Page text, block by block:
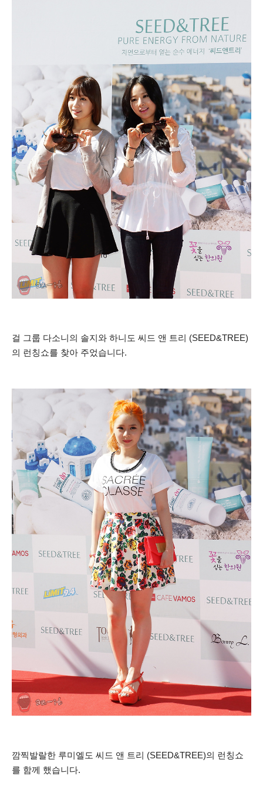
걸 그룹 다소니의 솔지와 하니도 씨드 앤 트리 (SEED&TREE)
의 런칭쇼를 찾아 주었습니다.
깜찍발랄한 루미엘도 씨드 앤 트리 (SEED&TREE)의 런칭쇼
를 함께 했습니다.